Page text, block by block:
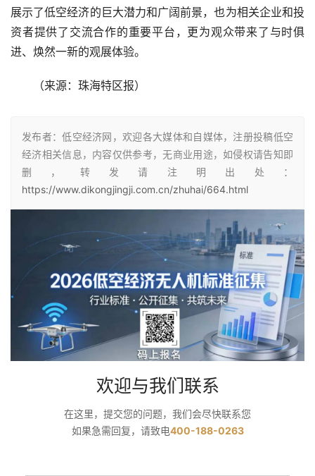
展示了低空经济的巨大潜力和广阔前景，也为相关企业和投
资者提供了交流合作的重要平台，更为观众带来了与时俱
进、焕然一新的观展体验。
（来源：珠海特区报）
发布者：低空经济网，欢迎各大媒体和自媒体，注册投稿低空
经济相关信息，内容仅供参考，无商业用途，如侵权请告知即
删，转发请注明出处：
https://www.dikongjingji.com.cn/zhuhai/664.html
欢迎与我们联系
在这里，提交您的问题，我们会尽快联系您
如果急需回复，请致电400-188-0263